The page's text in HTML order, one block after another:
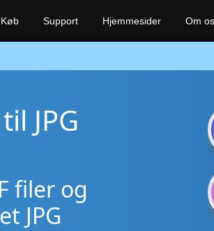
JPG
filer og
JPG
Køb Support Hjemmesider Om os